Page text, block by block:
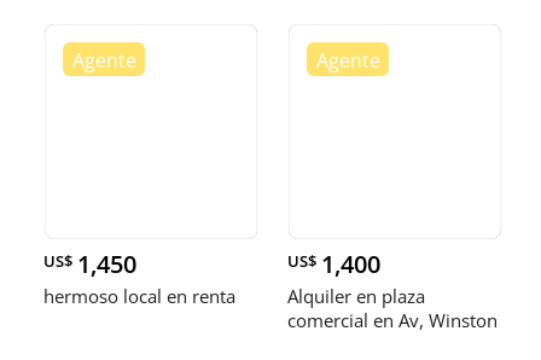
US$ 1,450
hermoso local en renta
US$ 1,400
Alquiler en plaza
comercial en Av, Winston